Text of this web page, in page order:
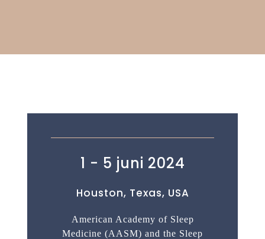
1 - 5 juni 2024
Houston, Texas, USA
American Academy of Sleep
Medicine (AASM) and the Sleep